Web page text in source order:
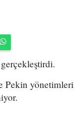
Pekin